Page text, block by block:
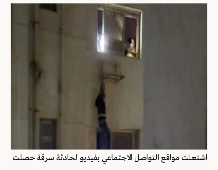
اشتعلت مواقع التواصل الاجتماعي بفيديو لحادثة سرقة حصلت